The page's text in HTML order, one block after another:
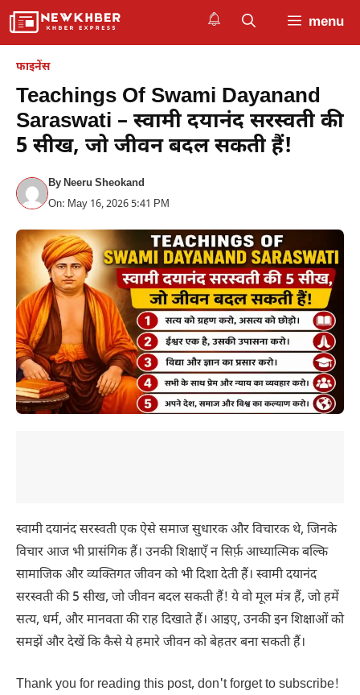
Skip
menu
फाइनेंस
Teachings Of Swami Dayanand
Saraswati – स्वामी दयानंद सरस्वती की
5 सीख, जो जीवन बदल सकती हैं!
ByNeeru Sheokand
On: May 16, 2026 5:41 PM
स्वामी दयानंद सरस्वती एक ऐसे समाज सुधारक और विचारक थे, जिनके
विचार आज भी प्रासंगिक हैं। उनकी शिक्षाएँ न सिर्फ़ आध्यात्मिक बल्कि
सामाजिक और व्यक्तिगत जीवन को भी दिशा देती हैं। स्वामी दयानंद
सरस्वती की 5 सीख, जो जीवन बदल सकती हैं! ये वो मूल मंत्र हैं, जो हमें
सत्य, धर्म, और मानवता की राह दिखाते हैं। आइए, उनकी इन शिक्षाओं को
समझें और देखें कि कैसे ये हमारे जीवन को बेहतर बना सकती हैं।
Thank you for reading this post, don't forget to subscribe!